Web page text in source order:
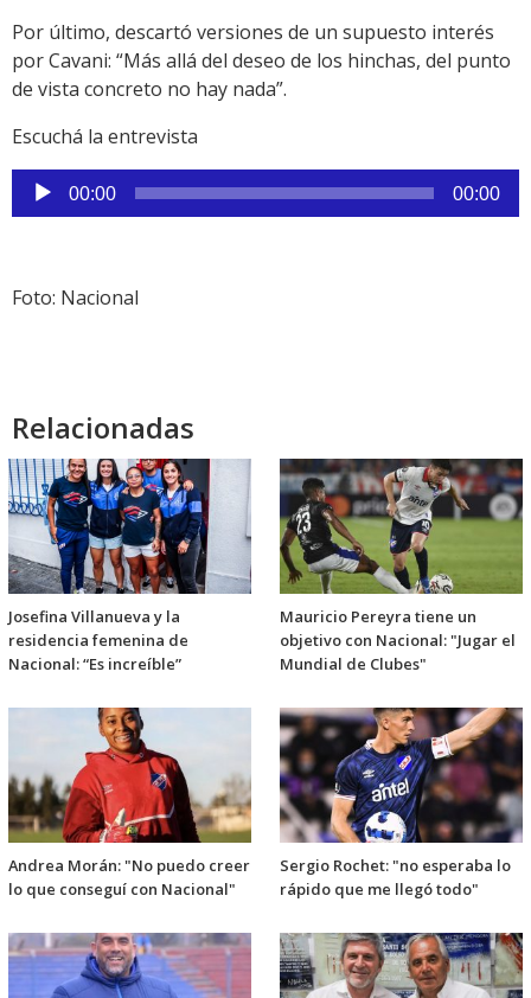
Por último, descartó versiones de un supuesto interés
por Cavani: “Más allá del deseo de los hinchas, del punto
de vista concreto no hay nada”.
Escuchá la entrevista
Reproductor
de
00:00 00:00
Foto: Nacional
Relacionadas
Josefina Villanueva y la
residencia femenina de
Nacional: “Es increíble”
Mauricio Pereyra tiene un
objetivo con Nacional: "Jugar el
Mundial de Clubes"
Andrea Morán: "No puedo creer
lo que conseguí con Nacional"
Sergio Rochet: "no esperaba lo
rápido que me llegó todo"